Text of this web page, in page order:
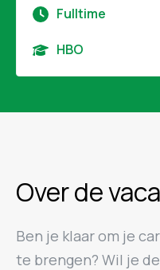
Fulltime
HBO
Over de
Ben je klaar om je
te brengen? Wil je